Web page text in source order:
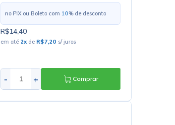
no PIX ou Boleto com 10% de desconto
R$14,40
em até 2x de R$7,20 s/ juros
- + Comprar